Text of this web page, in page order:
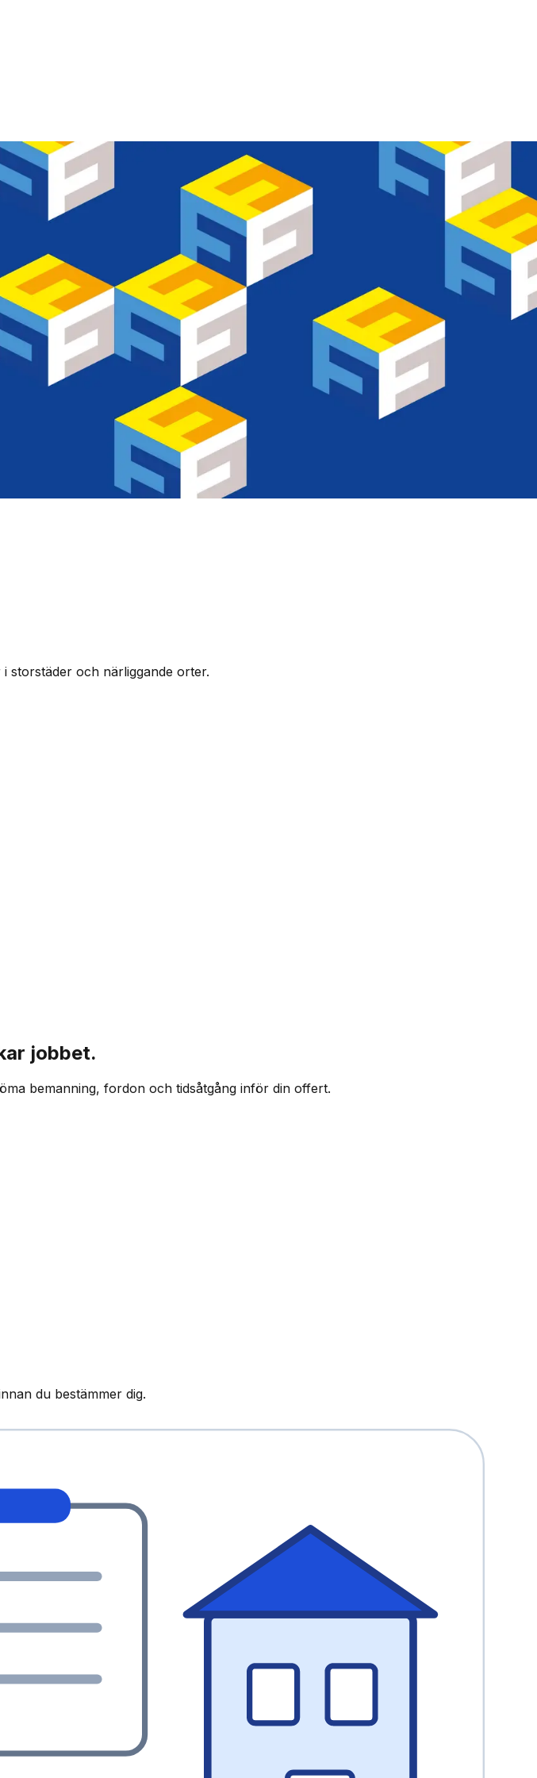
storstäder och närliggande orter.
jobbet.
bemanning, fordon och tidsåtgång inför din offert.
du bestämmer dig.